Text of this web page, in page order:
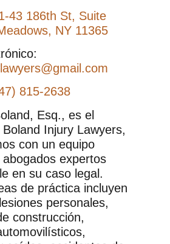
43 186th St, Suite
NY 11365
815-2638
Esq., es el
Injury Lawyers,
con un equipo
expertos
en su caso legal.
de práctica incluyen
personales,
construcción,